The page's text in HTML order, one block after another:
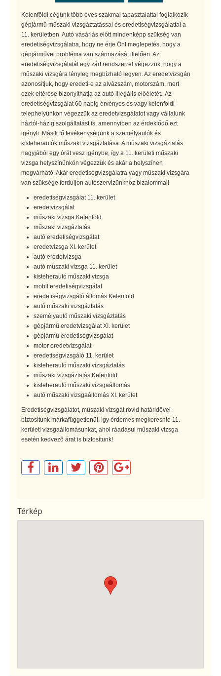
Kelenföldi cégünk több éves szakmai tapasztalattal foglalkozik
gépjármű műszaki vizsgáztatással és eredetiségvizsgálattal a
11. kerületben. Autó vásárlás előtt mindenképp szükség van
eredetiségvizsgálatra, hogy ne érje Önt meglepetés, hogy a
gépjárművel probléma van származását illetően. Az
eredetiségvizsgálatát egy zárt rendszerrel végezzük, hogy a
műszaki vizsgára tényleg megbízható legyen. Az eredetvizsgán
azonosítjuk, hogy eredeti-e az alvázszám, motorszám, mert
ezek eltérése bizonyíthatja az autó illegális előéletét. Az
eredetiségvizsgálat 60 napig érvényes és vagy kelenföldi
telephelyünkön végezzük az eredetvizsgálatot vagy vállalunk
háztól-házig szolgáltatást is, amennyiben az érdeklődő ezt
igényli. Másik fő tevékenységünk a személyautók és
kisteherautók műszaki vizsgáztatása. A műszaki vizsgáztatás
nagyjából egy órát vesz igénybe, így a 11. kerületi műszaki
vizsga helyszínünkön végezzük és akár a helyszínen
megvárható. Akár eredetiségvizsgálatra vagy műszaki vizsgára
van szüksége forduljon autószervizünkhöz bizalommal!
eredetiségvizsgálat 11. kerület
eredetvizsgálat
műszaki vizsga Kelenföld
műszaki vizsgáztatás
autó eredetiségvizsgálat
eredetvizsga XI. kerület
autó eredetvizsga
autó műszaki vizsga 11. kerület
kisteherautó műszaki vizsga
mobil eredetiségvizsgálat
eredetiségvizsgáló állomás Kelenföld
autó műszaki vizsgáztatás
személyautó műszaki vizsgáztatás
gépjármű eredetvizsgálat XI. kerület
gépjármű eredetiségvizsgálat
motor eredetvizsgálat
eredetiségvizsgáló 11. kerület
kisteherautó műszaki vizsgáztatás
műszaki vizsgáztatás Kelenföld
kisteherautó műszaki vizsgaállomás
autó műszaki vizsgaállomás XI. kerület
Eredetiségvizsgálatot, műszaki vizsgát rövid határidővel
biztosítunk márkafüggetlenül, így érdemes megkeresnie 11.
kerületi vizsgaállomásunkat, ahol ráadásul műszaki vizsga
esetén kedvező árat is biztosítunk!
Térkép